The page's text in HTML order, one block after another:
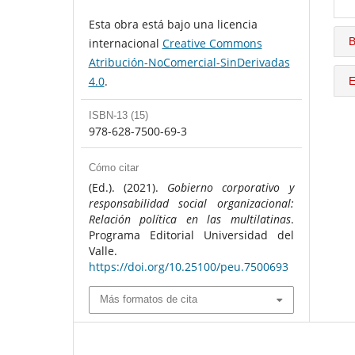
Esta obra está bajo una licencia
internacional Creative Commons
Atribución-NoComercial-SinDerivadas
4.0.
ISBN-13 (15)
978-628-7500-69-3
Cómo citar
(Ed.). (2021). Gobierno corporativo y
responsabilidad social organizacional:
Relación política en las multilatinas.
Programa Editorial Universidad del
Valle.
https://doi.org/10.25100/peu.7500693
Más formatos de cita